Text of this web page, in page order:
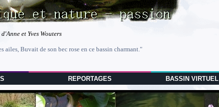
et Yves Wouters
ailes, Buvait de son bec rose en ce bassin charmant."
REPORTAGES BASSIN VIRTUEL